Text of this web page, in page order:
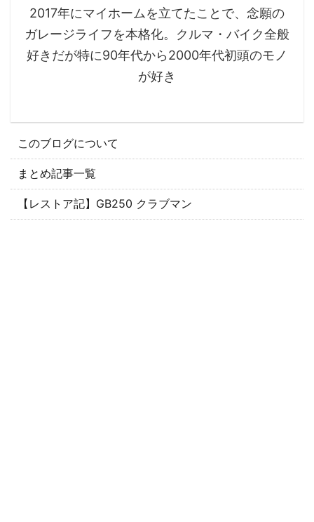
2017年にマイホームを立てたことで、念願の
ガレージライフを本格化。クルマ・バイク全般
好きだが特に90年代から2000年代初頭のモノ
が好き
このブログについて
まとめ記事一覧
【レストア記】GB250 クラブマン